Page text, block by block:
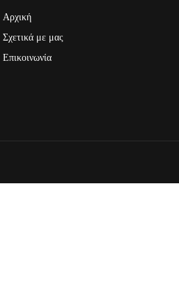
Αρχική
Σχετικά με μας
Επικοινωνία